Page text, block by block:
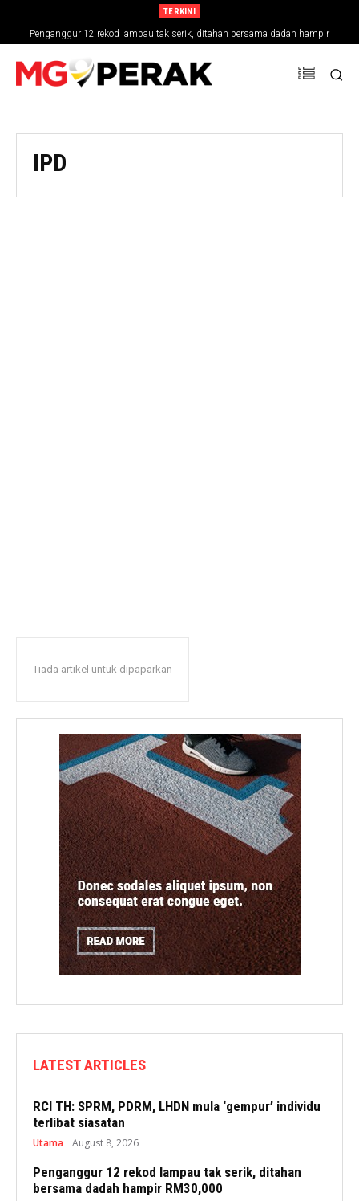
TERKINI
Penganggur 12 rekod lampau tak serik, ditahan bersama dadah hampir
RM30,000
IPD
Tiada artikel untuk dipaparkan
LATEST ARTICLES
RCI TH: SPRM, PDRM, LHDN mula ‘gempur’ individu
terlibat siasatan
Utama August 8, 2026
Penganggur 12 rekod lampau tak serik, ditahan
bersama dadah hampir RM30,000